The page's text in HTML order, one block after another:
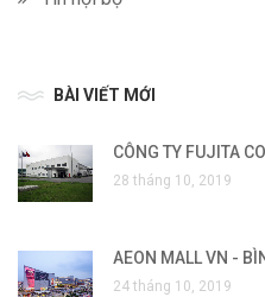
BÀI VIẾT MỚI
CÔNG TY FUJITA
28 tháng 10, 2019
AEON MALL VN -
24 tháng 10, 2019